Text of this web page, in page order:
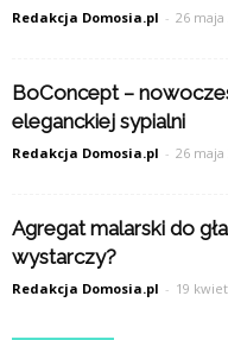
Redakcja Domosia.pl - 26 maja
BoConcept –
eleganckiej sypialni
Redakcja Domosia.pl - 26 maja
Agregat malarski do
wystarczy?
Redakcja Domosia.pl - 19